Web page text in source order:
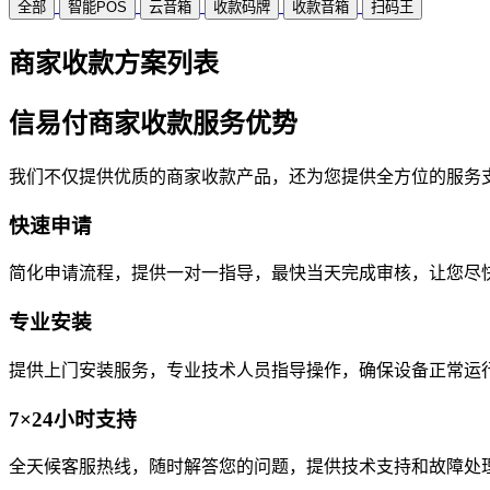
全部 智能POS 云音箱 收款码牌 收款音箱 扫码王
商家收款方案列表
信易付商家收款服务优势
我们不仅提供优质的商家收款产品，还为您提供全方位的服务
快速申请
简化申请流程，提供一对一指导，最快当天完成审核，让您尽
专业安装
提供上门安装服务，专业技术人员指导操作，确保设备正常运
7×24小时支持
全天候客服热线，随时解答您的问题，提供技术支持和故障处